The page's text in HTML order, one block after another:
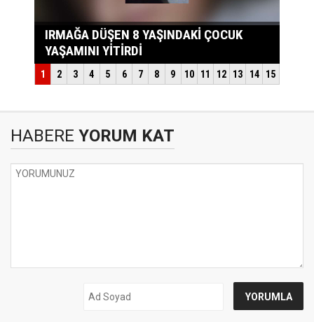
HABERE YORUM KAT